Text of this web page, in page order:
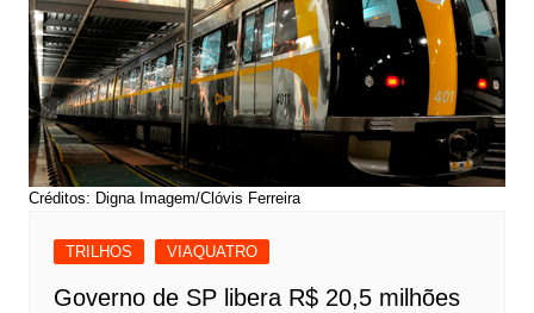
Créditos: Digna Imagem/Clóvis Ferreira
TRILHOS VIAQUATRO
Governo de SP libera R$ 20,5 milhões